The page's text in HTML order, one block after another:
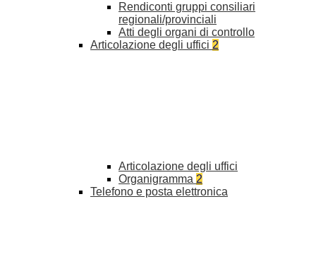
Rendiconti gruppi consiliari
regionali/provinciali
Atti degli organi di controllo
Articolazione degli uffici 2
Articolazione degli uffici
Organigramma 2
Telefono e posta elettronica